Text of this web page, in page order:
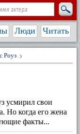
Люди Читать
Роуз
усмирил свои
Но когда его жена
факты...